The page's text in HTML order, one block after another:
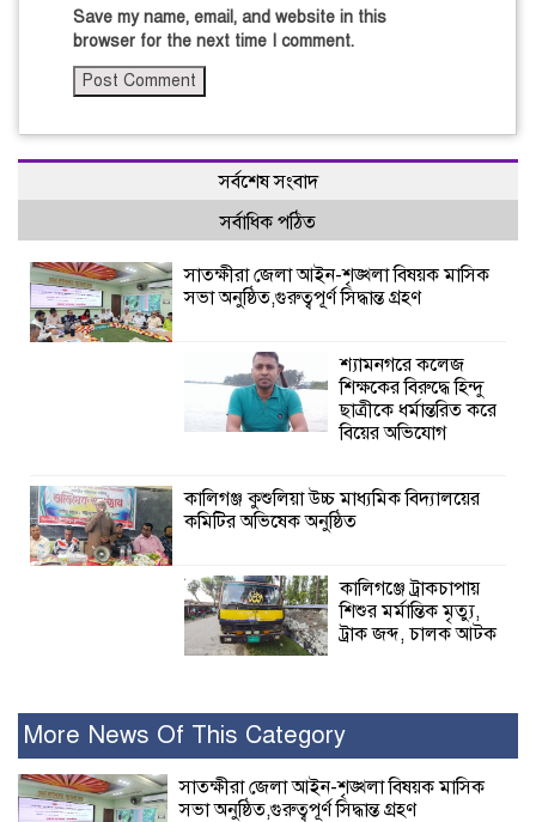
Save my name, email, and website in this
browser for the next time I comment.
সর্বশেষ সংবাদ
সর্বাধিক পঠিত
সাতক্ষীরা জেলা আইন-শৃঙ্খলা বিষয়ক মাসিক
সভা অনুষ্ঠিত,গুরুত্বপূর্ণ সিদ্ধান্ত গ্রহণ
শ্যামনগরে কলেজ
শিক্ষকের বিরুদ্ধে হিন্দু
ছাত্রীকে ধর্মান্তরিত করে
বিয়ের অভিযোগ
কালিগঞ্জ কুশুলিয়া উচ্চ মাধ্যমিক বিদ্যালয়ের
কমিটির অভিষেক অনুষ্ঠিত
কালিগঞ্জে ট্রাকচাপায়
শিশুর মর্মান্তিক মৃত্যু,
ট্রাক জব্দ, চালক আটক
গণঅভ্যুত্থান দিবসে আলোচনা সভা পুরষ্কার
বিতরণ
২৮ জনের সাক্ষ্য শেষ, কাদেরসহ সাতজনের
More News Of This Category
সাতক্ষীরা জেলা আইন-শৃঙ্খলা বিষয়ক মাসিক
সভা অনুষ্ঠিত,গুরুত্বপূর্ণ সিদ্ধান্ত গ্রহণ